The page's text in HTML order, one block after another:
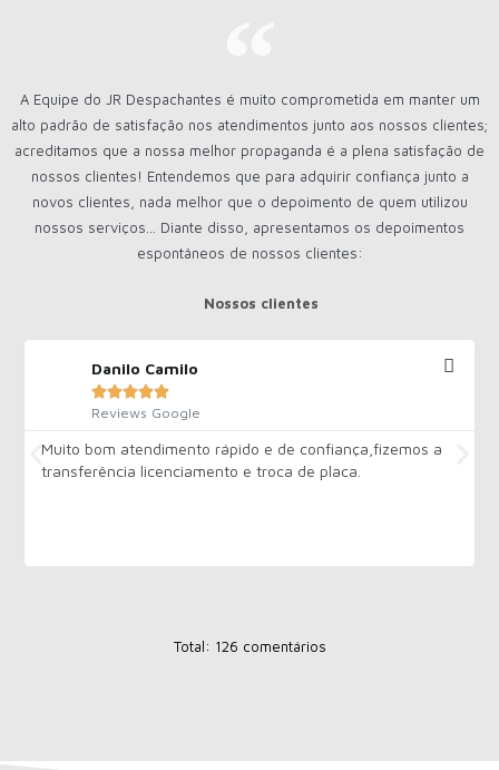
A Equipe do JR Despachantes é muito comprometida em manter um
alto padrão de satisfação nos atendimentos junto aos nossos clientes;
acreditamos que a nossa melhor propaganda é a plena satisfação de
nossos clientes! Entendemos que para adquirir confiança junto a
novos clientes, nada melhor que o depoimento de quem utilizou
nossos serviços... Diante disso, apresentamos os depoimentos
espontâneos de nossos clientes:
Nossos clientes
Danilo Camilo

Reviews Google
Muito bom atendimento rápido e de confiança,fizemos a
transferência licenciamento e troca de placa.
Total: 126 comentários